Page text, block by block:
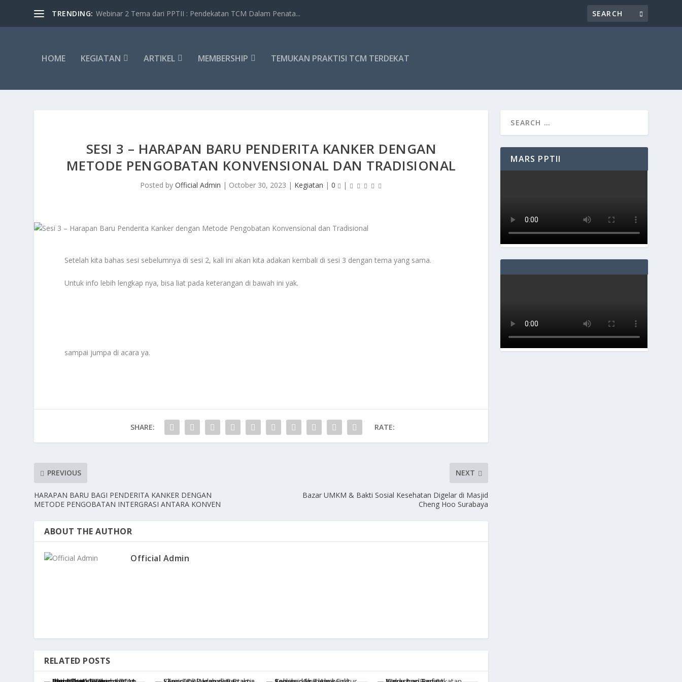
TRENDING: Webinar 2 Tema dari PPTII : Pendekatan TCM Dalam Penata...
HOME KEGIATAN ARTIKEL MEMBERSHIP TEMUKAN PRAKTISI TCM TERDEKAT
SESI 3 – HARAPAN BARU PENDERITA KANKER DENGAN
METODE PENGOBATAN KONVENSIONAL DAN TRADISIONAL
Posted by Official Admin | October 30, 2023 | Kegiatan | 0 |
Setelah kita bahas sesi sebelumnya di sesi 2, kali ini akan kita adakan kembali di sesi 3 dengan tema yang sama.
Untuk info lebih lengkap nya, bisa liat pada keterangan di bawah ini yak.
sampai jumpa di acara ya.
SHARE: RATE:
PREVIOUS
HARAPAN BARU BAGI PENDERITA KANKER DENGAN
METODE PENGOBATAN INTERGRASI ANTARA KONVEN
NEXT
Bazar UMKM & Bakti Sosial Kesehatan Digelar di Masjid
Cheng Hoo Surabaya
ABOUT THE AUTHOR
Official Admin
RELATED POSTS
MARS PPTII